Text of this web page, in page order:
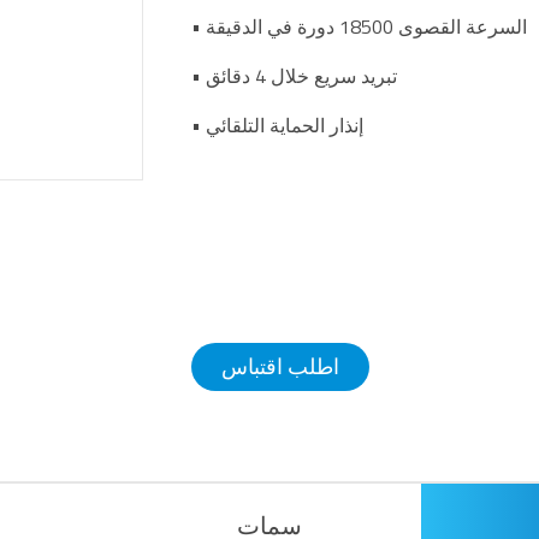
• السرعة القصوى 18500 دورة في الدقيقة
• تبريد سريع خلال 4 دقائق
• إنذار الحماية التلقائي
اطلب اقتباس
سمات